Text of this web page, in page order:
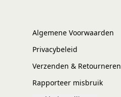
Algemene Voorwaarden
Privacybeleid
Verzenden & Retourneren
Rapporteer misbruik